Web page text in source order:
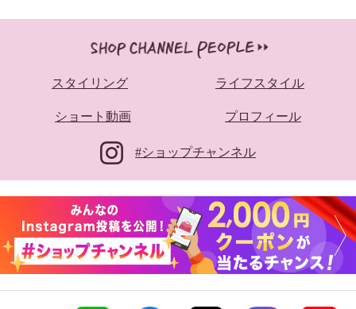
スタイリング ライフスタイル
ショート動画 プロフィール
#ショップチャンネル